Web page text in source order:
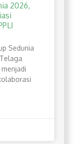
2026,
Sedunia